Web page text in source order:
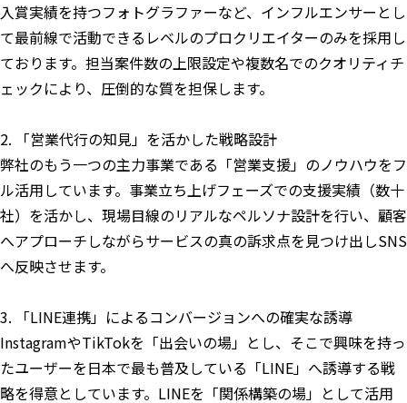
入賞実績を持つフォトグラファーなど、インフルエンサーとし
て最前線で活動できるレベルのプロクリエイターのみを採用し
ております。担当案件数の上限設定や複数名でのクオリティチ
ェックにより、圧倒的な質を担保します。
2. 「営業代行の知見」を活かした戦略設計
弊社のもう一つの主力事業である「営業支援」のノウハウをフ
ル活用しています。事業立ち上げフェーズでの支援実績（数十
社）を活かし、現場目線のリアルなペルソナ設計を行い、顧客
へアプローチしながらサービスの真の訴求点を見つけ出しSNS
へ反映させます。
3. 「LINE連携」によるコンバージョンへの確実な誘導
InstagramやTikTokを「出会いの場」とし、そこで興味を持っ
たユーザーを日本で最も普及している「LINE」へ誘導する戦
略を得意としています。LINEを「関係構築の場」として活用